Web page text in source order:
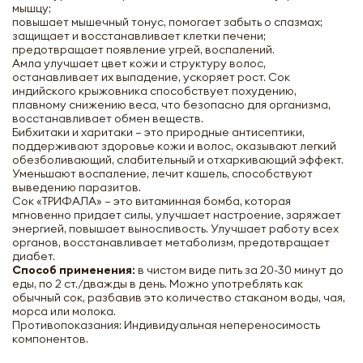
мышцу;
повышает мышечный тонус, помогает забыть о спазмах;
защищает и восстанавливает клетки печени;
предотвращает появление угрей, воспалений.
Амла улучшает цвет кожи и структуру волос,
останавливает их выпадение, ускоряет рост. Сок
индийского крыжовника способствует похудению,
плавному снижению веса, что безопасно для организма,
восстанавливает обмен веществ.
Бибхитаки и харитаки – это природные антисептики,
поддерживают здоровье кожи и волос, оказывают легкий
обезболивающий, слабительный и отхаркивающий эффект.
Уменьшают воспаление, лечит кашель, способствуют
выведению паразитов.
Сок «ТРИФАЛА» – это витаминная бомба, которая
мгновенно придает силы, улучшает настроение, заряжает
энергией, повышает выносливость. Улучшает работу всех
органов, восстанавливает метаболизм, предотвращает
диабет.
Способ применения: в чистом виде пить за 20-30 минут до
еды, по 2 ст./дважды в день. Можно употреблять как
обычный сок, разбавив это количество стаканом воды, чая,
морса или молока.
Противопоказания: Индивидуальная непереносимость
компонентов.
Сок &quot;Трифала&quot; Самхита |
Samhita juice Trifala 200ml
- +